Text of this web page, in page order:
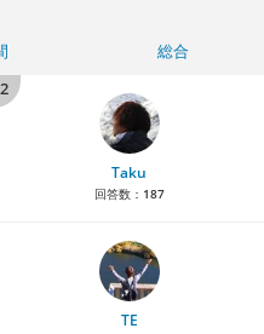
総合
2
Taku
回答数： 187
TE